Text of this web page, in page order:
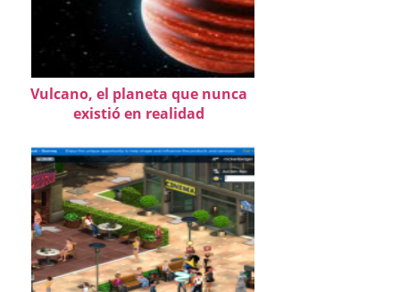
Vulcano, el planeta que nunca
existió en realidad